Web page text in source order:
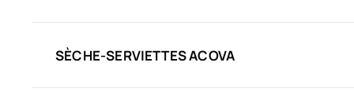
SÈCHE-SERVIETTES ACOVA